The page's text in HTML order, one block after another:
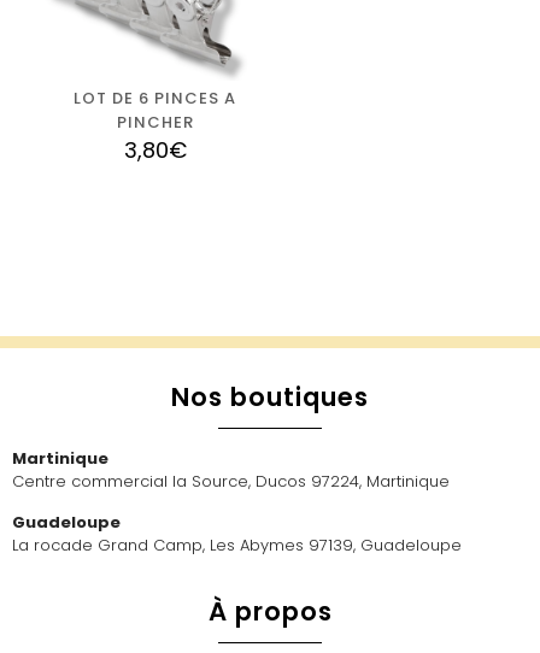
LOT DE 6 PINCES A
PINCHER
3,80€
Nos boutiques
Martinique
Centre commercial la Source, Ducos 97224, Martinique
Guadeloupe
La rocade Grand Camp, Les Abymes 97139, Guadeloupe
À propos